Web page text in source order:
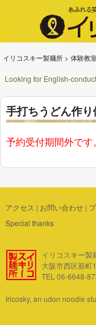
イリコスキー製麺所 > 体験教
Looking for English-
手打ちうどん作
予約受付期間外です。
アクセス | お問い合わせ|
Special thanks
イリコスキー製
大阪市西区新
TEL 06-6648-
Iricosky, an udon noodle